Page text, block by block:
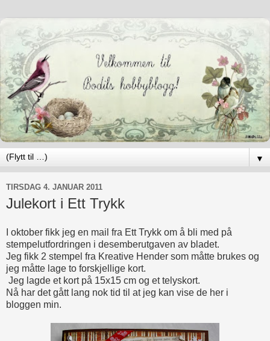
▼
TIRSDAG 4. JANUAR 2011
Julekort i Ett Trykk
I oktober fikk jeg en mail fra Ett Trykk om å bli med på
stempelutfordringen i desemberutgaven av bladet.
Jeg fikk 2 stempel fra Kreative Hender som måtte brukes og
jeg måtte lage to forskjellige kort.
Jeg lagde et kort på 15x15 cm og et telyskort.
Nå har det gått lang nok tid til at jeg kan vise de her i
bloggen min.